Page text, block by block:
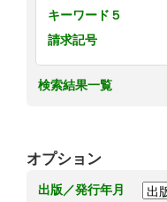
キーワード５
請求記号
検索結果一覧
オプション
出版／発行年月